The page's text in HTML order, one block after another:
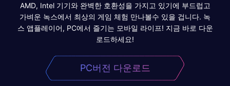
AMD, Intel 기기와 완벽한 호환성을 가지고 있기에 부드럽고
가벼운 녹스에서 최상의 게임 체험 만나볼수 있을 겁니다. 녹
스 앱플레이어, PC에서 즐기는 모바일 라이프! 지금 바로 다운
로드하세요!
PC버전 다운로드